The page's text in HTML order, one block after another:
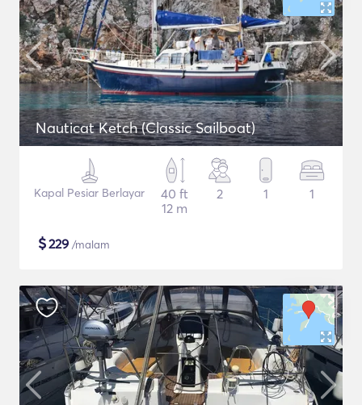
Nauticat Ketch (Classic Sailboat)
Kapal Pesiar Berlayar
40 ft
12 m
2 1 1
$229 /malam